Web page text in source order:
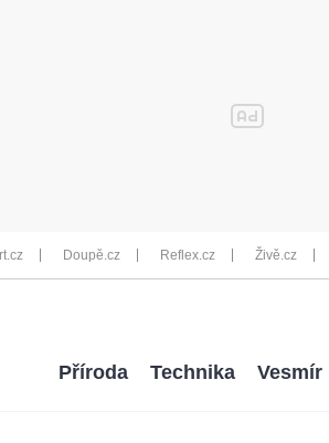
Doupě.cz Reflex.cz Živě.cz
Příroda Technika Vesmír